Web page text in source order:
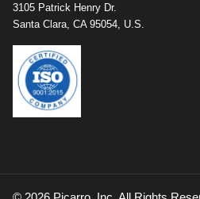
3105 Patrick Henry Dr.
Santa Clara, CA 95054, U.S.